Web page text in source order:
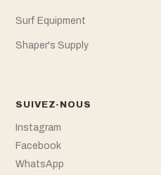
Surf Equipment
Shaper's Supply
SUIVEZ-NOUS
Instagram
Facebook
WhatsApp